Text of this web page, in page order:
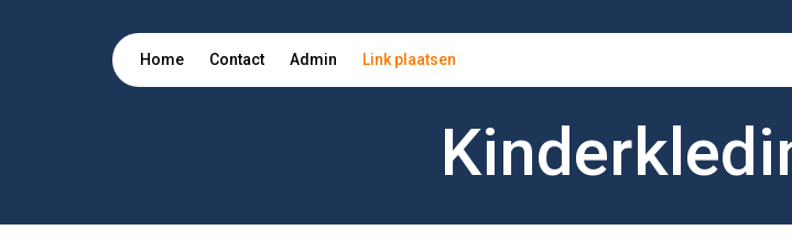
Home Contact Admin Link plaatsen